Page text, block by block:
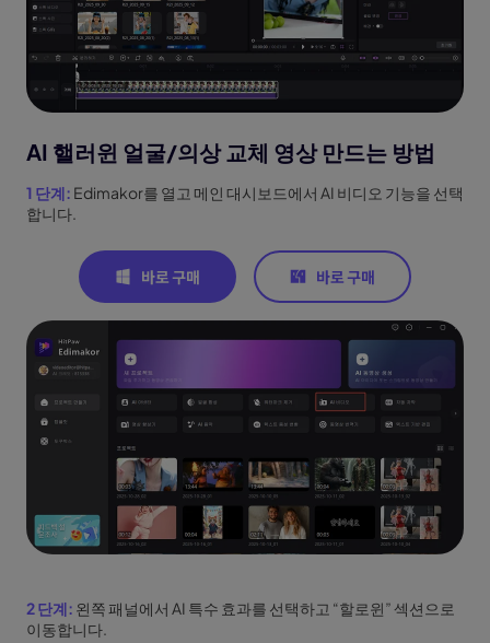
AI 핼러윈 얼굴/의상 교체 영상 만드는 방법
1 단계: Edimakor를 열고 메인 대시보드에서 AI 비디오 기능을 선택
합니다.
2 단계: 왼쪽 패널에서 AI 특수 효과를 선택하고 “할로윈” 섹션으로
이동합니다.